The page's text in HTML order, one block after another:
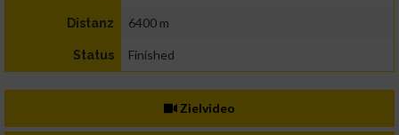
Distanz 6400 m
Status Finished
Zielvideo